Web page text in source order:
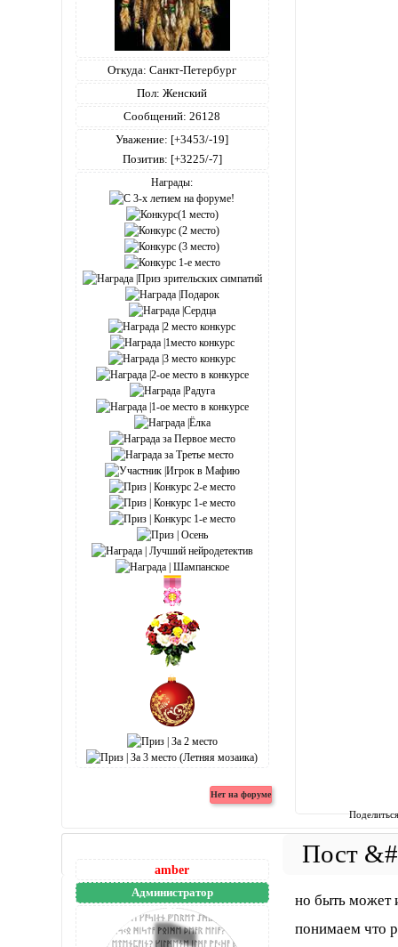
Откуда: Санкт-Петербург
Пол: Женский
Сообщений: 26128
Уважение: [+3453/-19]
Позитив: [+3225/-7]
Награды:
amber
Администратор
но быть может
понимаем что